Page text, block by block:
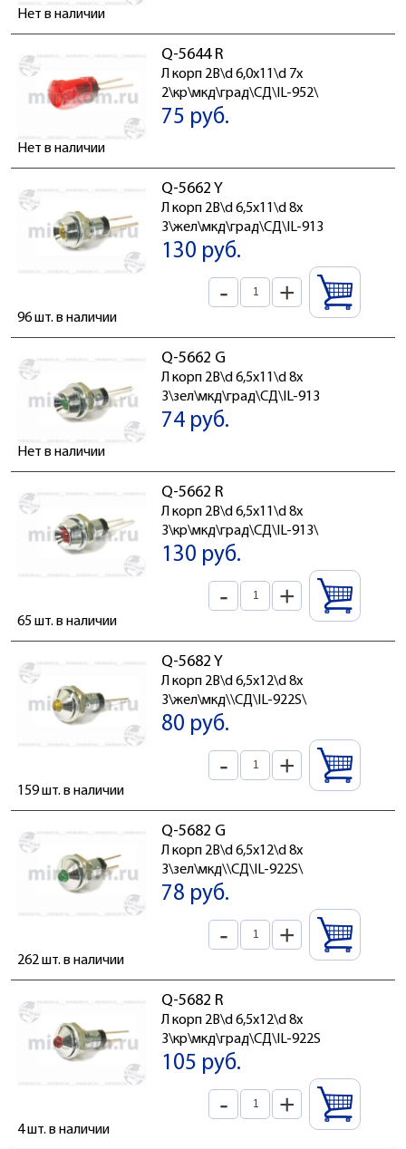
Нет в наличии
Q-5644 R
Л корп 2В\d 6,0x11\d 7x
2\кр\мкд\град\СД\IL-952\
75 руб.
Нет в наличии
Q-5662 Y
Л корп 2В\d 6,5x11\d 8x
3\жел\мкд\град\СД\IL-913
130 руб.
- +
96 шт. в наличии
Q-5662 G
Л корп 2В\d 6,5x11\d 8x
3\зел\мкд\град\СД\IL-913
74 руб.
Нет в наличии
Q-5662 R
Л корп 2В\d 6,5x11\d 8x
3\кр\мкд\град\СД\IL-913\
130 руб.
- +
65 шт. в наличии
Q-5682 Y
Л корп 2В\d 6,5x12\d 8x
3\жел\мкд\\СД\IL-922S\
80 руб.
- +
159 шт. в наличии
Q-5682 G
Л корп 2В\d 6,5x12\d 8x
3\зел\мкд\\СД\IL-922S\
78 руб.
- +
262 шт. в наличии
Q-5682 R
Л корп 2В\d 6,5x12\d 8x
3\кр\мкд\град\СД\IL-922S
105 руб.
- +
4 шт. в наличии